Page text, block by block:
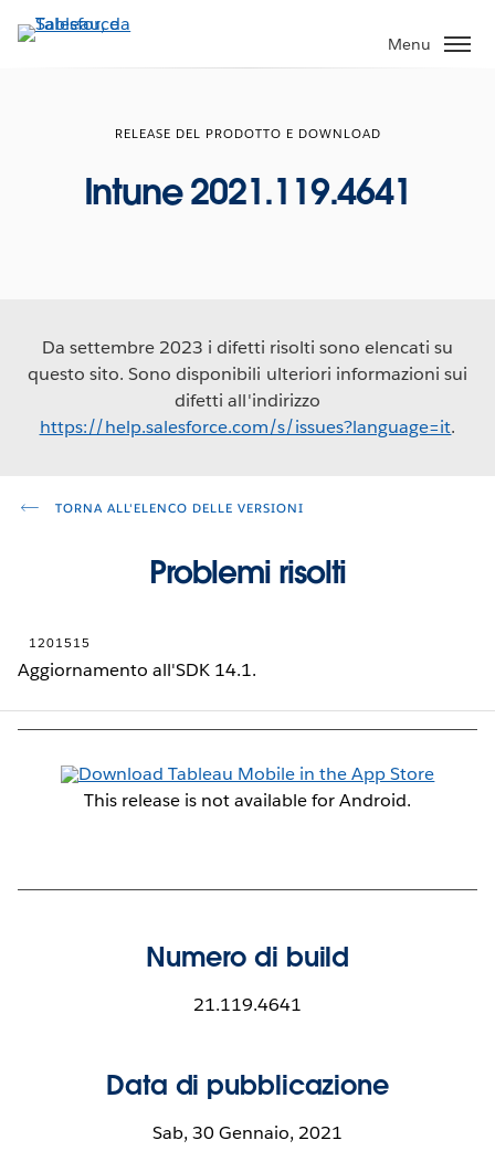
Passa
Menu
RELEASE DEL PRODOTTO E DOWNLOAD
Intune 2021.119.4641
Da settembre 2023 i difetti risolti sono elencati su
questo sito. Sono disponibili ulteriori informazioni sui
difetti all'indirizzo
https://help.salesforce.com/s/issues?language=it.
TORNA ALL'ELENCO DELLE VERSIONI
Problemi risolti
1201515
Aggiornamento all'SDK 14.1.
This release is not available for Android.
Numero di build
21.119.4641
Data di pubblicazione
Sab, 30 Gennaio, 2021